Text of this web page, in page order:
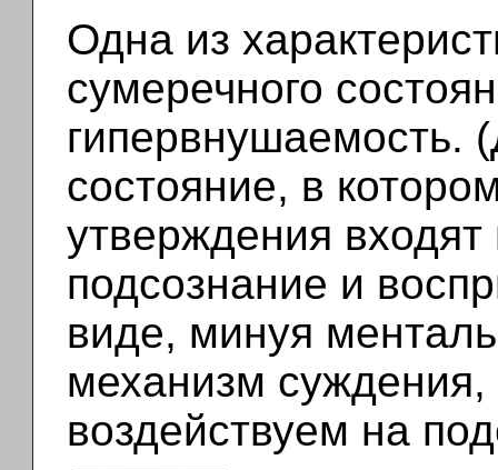
Одна из
сумеречного
гипервнушаемость.
состояние, в
утверждения входят
подсознание и
виде, минуя
механизм
воздействуем на